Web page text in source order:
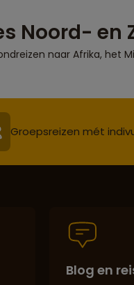
Noord- en
naar Afrika, het
Groepsreizen mét
Blog en